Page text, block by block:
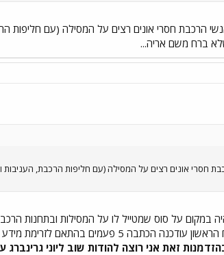
הרכבת חסרי אונים רצים על המסילה (עם חליפות
ברח משם אריה...
חסרי אונים רצים על המסילה (עם חליפות הרכבת, העניבות
גרינברג שהיה במקום על סוס שמטייל לו על המסילות ובתחנות
בתוך 6 דקות עלה דיווח ראשון לפתוז....הדיווח הראשון שעלה לאויר בארץ. מרגע העלאת הדיווח הראשון
זאת אני רוצה להודות שוב ליוני גרינברג